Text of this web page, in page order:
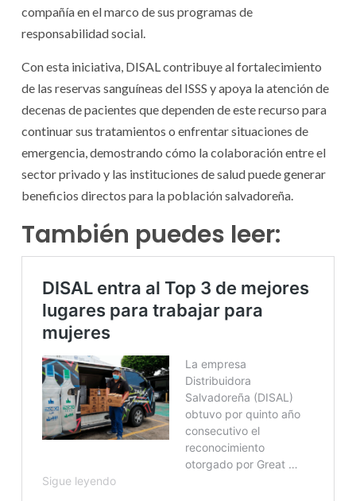
compañía en el marco de sus programas de
responsabilidad social.
Con esta iniciativa, DISAL contribuye al fortalecimiento
de las reservas sanguíneas del ISSS y apoya la atención de
decenas de pacientes que dependen de este recurso para
continuar sus tratamientos o enfrentar situaciones de
emergencia, demostrando cómo la colaboración entre el
sector privado y las instituciones de salud puede generar
beneficios directos para la población salvadoreña.
También puedes leer: